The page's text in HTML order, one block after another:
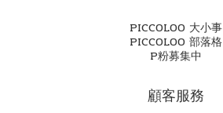
PICCOLOO 大小事
PICCOLOO 部落格
P粉募集中
顧客服務